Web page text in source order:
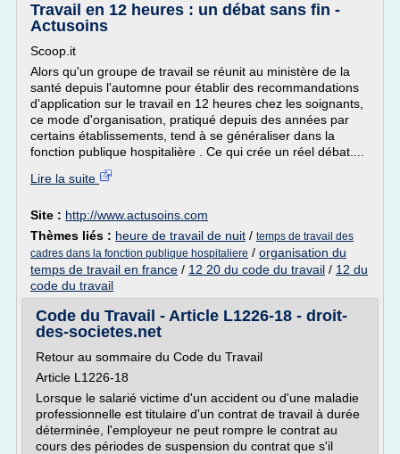
Travail en 12 heures : un débat sans fin -
Actusoins
Scoop.it
Alors qu'un groupe de travail se réunit au ministère de la
santé depuis l'automne pour établir des recommandations
d'application sur le travail en 12 heures chez les soignants,
ce mode d'organisation, pratiqué depuis des années par
certains établissements, tend à se généraliser dans la
fonction publique hospitalière . Ce qui crée un réel débat....
Lire la suite
Site : http://www.actusoins.com
Thèmes liés : heure de travail de nuit / temps de travail des
cadres dans la fonction publique hospitaliere / organisation du
temps de travail en france / 12 20 du code du travail / 12 du
code du travail
Code du Travail - Article L1226-18 - droit-
des-societes.net
Retour au sommaire du Code du Travail
Article L1226-18
Lorsque le salarié victime d'un accident ou d'une maladie
professionnelle est titulaire d'un contrat de travail à durée
déterminée, l'employeur ne peut rompre le contrat au
cours des périodes de suspension du contrat que s'il